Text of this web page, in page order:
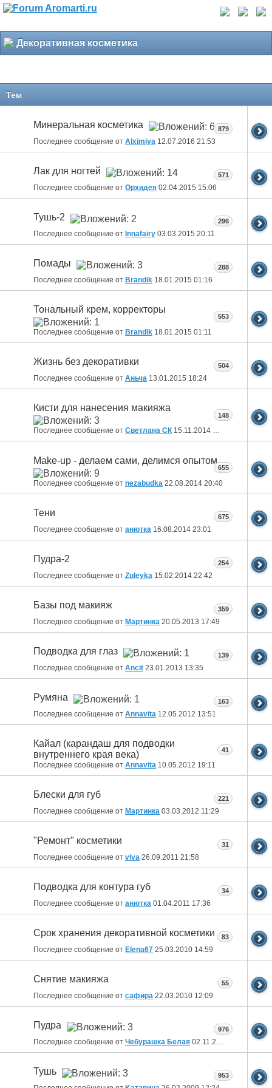
Декоративная косметика
Тем
Минеральная косметика
Последнее сообщение от Alximiya 12.07.2016 21:53
879
Лак для ногтей
Последнее сообщение от Орхидея 02.04.2015 15:06
571
Тушь-2
Последнее сообщение от Innafairy 03.03.2015 20:11
296
Помады
Последнее сообщение от Brandik 18.01.2015 01:16
288
Тональный крем, корректоры
Последнее сообщение от Brandik 18.01.2015 01:11
553
Жизнь без декоративки
Последнее сообщение от Аньча 13.01.2015 18:24
504
Кисти для нанесения макияжа
Последнее сообщение от Светлана СК 15.11.2014 17:22
148
Make-up - делаем сами, делимся опытом
Последнее сообщение от nezabudka 22.08.2014 20:40
655
Тени
Последнее сообщение от анютка 16.08.2014 23:01
675
Пудра-2
Последнее сообщение от Zuleyka 15.02.2014 22:42
254
Базы под макияж
Последнее сообщение от Мартинка 20.05.2013 17:49
359
Подводка для глаз
Последнее сообщение от Ancit 23.01.2013 13:35
139
Румяна
Последнее сообщение от Annavita 12.05.2012 13:51
163
Кайал (карандаш для подводки
внутреннего края века)
Последнее сообщение от Annavita 10.05.2012 19:11
41
Блески для губ
Последнее сообщение от Мартинка 03.03.2012 11:29
221
"Ремонт" косметики
Последнее сообщение от viva 26.09.2011 21:58
31
Подводка для контура губ
Последнее сообщение от анютка 01.04.2011 17:36
34
Срок хранения декоративной косметики
Последнее сообщение от Elena67 25.03.2010 14:59
83
Снятие макияжа
Последнее сообщение от сафира 22.03.2010 12:09
55
Пудра
Последнее сообщение от Чебурашка Белая 02.11.2009
976
Тушь 953